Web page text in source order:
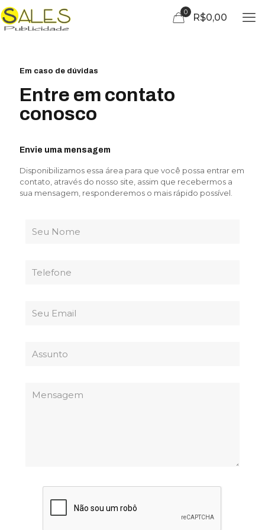
0 R$0,00
Em caso de dúvidas
Entre em contato
conosco
Envie uma mensagem
Disponibilizamos essa área para que você possa entrar em
contato, através do nosso site, assim que recebermos a
sua mensagem, responderemos o mais rápido possível.